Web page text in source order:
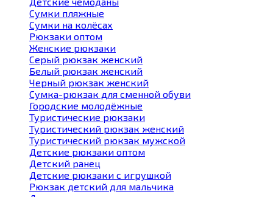
Сумки пляжные
Сумки на колёсах
Рюкзаки оптом
Женские рюкзаки
Серый рюкзак женский
Белый рюкзак женский
Черный рюкзак женский
Сумка-рюкзак для сменной обуви
Городские молодёжные
Туристические рюкзаки
Туристический рюкзак женский
Туристический рюкзак мужской
Детские рюкзаки оптом
Детский ранец
Детские рюкзаки с игрушкой
Рюкзак детский для мальчика